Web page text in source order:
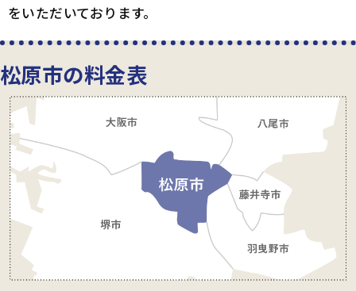
をいただいております。
松原市の料金表